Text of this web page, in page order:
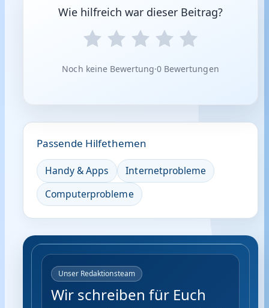
Wie hilfreich war dieser Beitrag?
Noch keine Bewertung·0 Bewertungen
Passende Hilfethemen
Handy & Apps
Internetprobleme
Computerprobleme
Unser Redaktionsteam
Wir schreiben für Euch